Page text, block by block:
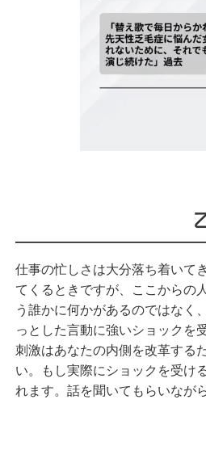
仕事の忙しさは大分落ち着いて
てくるときですが、ここからの
う誰かに何かがあるのではなく
っとした言動に強いショックを
刺激はあなたの内側を改革する
い。もし実際にショックを受け
れます。話を聞いてもらいなが